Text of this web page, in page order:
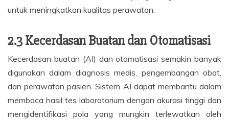
untuk meningkatkan kualitas perawatan.
2.3 Kecerdasan Buatan dan Otomatisasi
Kecerdasan buatan (AI) dan otomatisasi semakin banyak
digunakan dalam diagnosis medis, pengembangan obat,
dan perawatan pasien. Sistem AI dapat membantu dalam
membaca hasil tes laboratorium dengan akurasi tinggi dan
mengidentifikasi pola yang mungkin terlewatkan oleh